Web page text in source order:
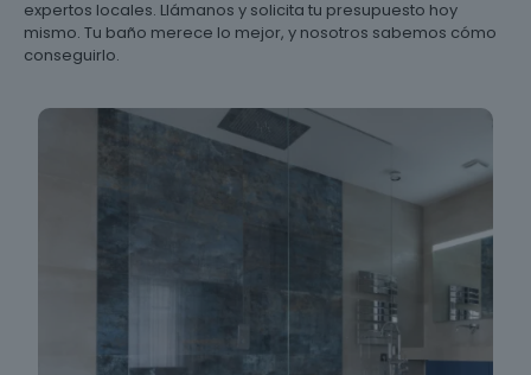
expertos locales. Llámanos y solicita tu presupuesto hoy
mismo. Tu baño merece lo mejor, y nosotros sabemos cómo
conseguirlo.